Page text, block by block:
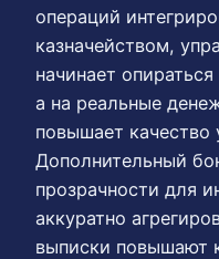
операций
казначейством,
начинает
а на реальные
повышает качество
Дополнительный
прозрачности для
аккуратно
выписки повышают